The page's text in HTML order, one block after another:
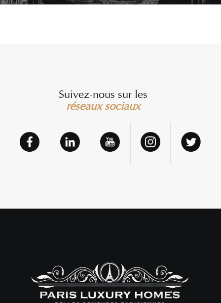
Suivez-nous sur les
réseaux sociaux